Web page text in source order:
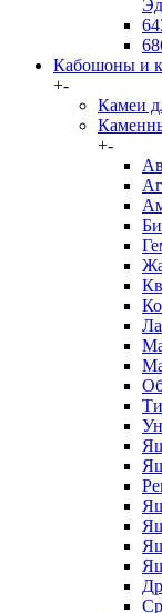
Кабошоны и
+-
Камеи
+-